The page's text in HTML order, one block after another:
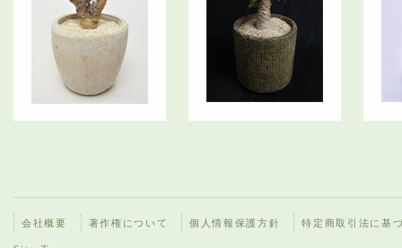
会社概要 著作権について 個人情報保護方針 特定商取引法に基